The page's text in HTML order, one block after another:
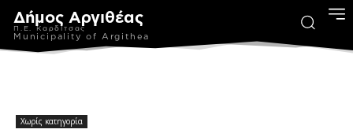
Δήμος Αργιθέας
Π.Ε. Καρδίτσας
Municipality of Argithea
Χωρίς κατηγορία